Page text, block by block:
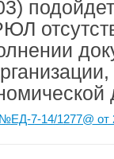
7-14/1277@ от